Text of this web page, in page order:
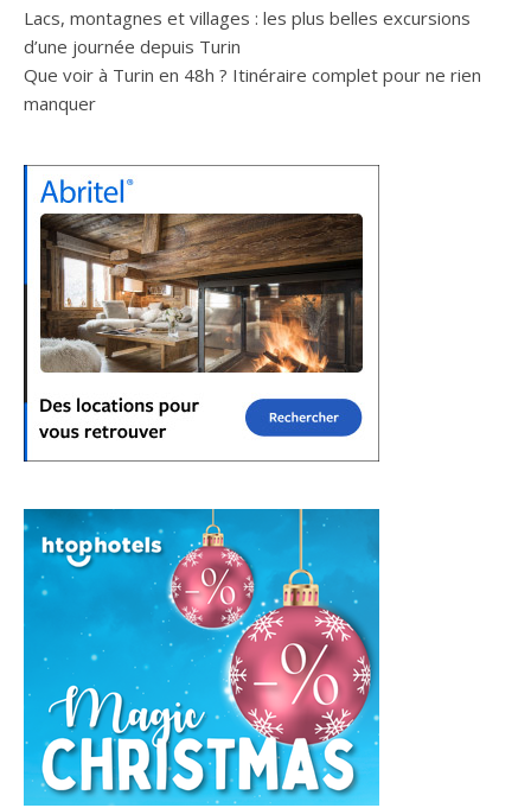
Lacs, montagnes et villages : les plus belles excursions
d’une journée depuis Turin
Que voir à Turin en 48h ? Itinéraire complet pour ne rien
manquer